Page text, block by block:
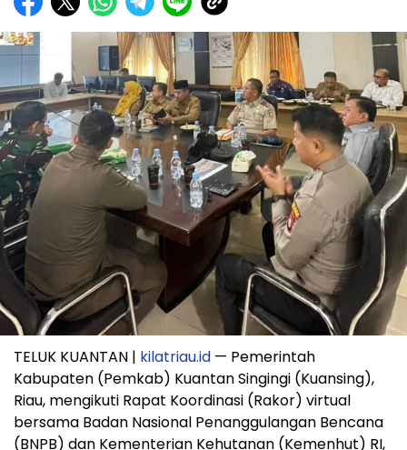
TELUK KUANTAN | kilatriau.id — Pemerintah
Kabupaten (Pemkab) Kuantan Singingi (Kuansing),
Riau, mengikuti Rapat Koordinasi (Rakor) virtual
bersama Badan Nasional Penanggulangan Bencana
(BNPB) dan Kementerian Kehutanan (Kemenhut) RI,